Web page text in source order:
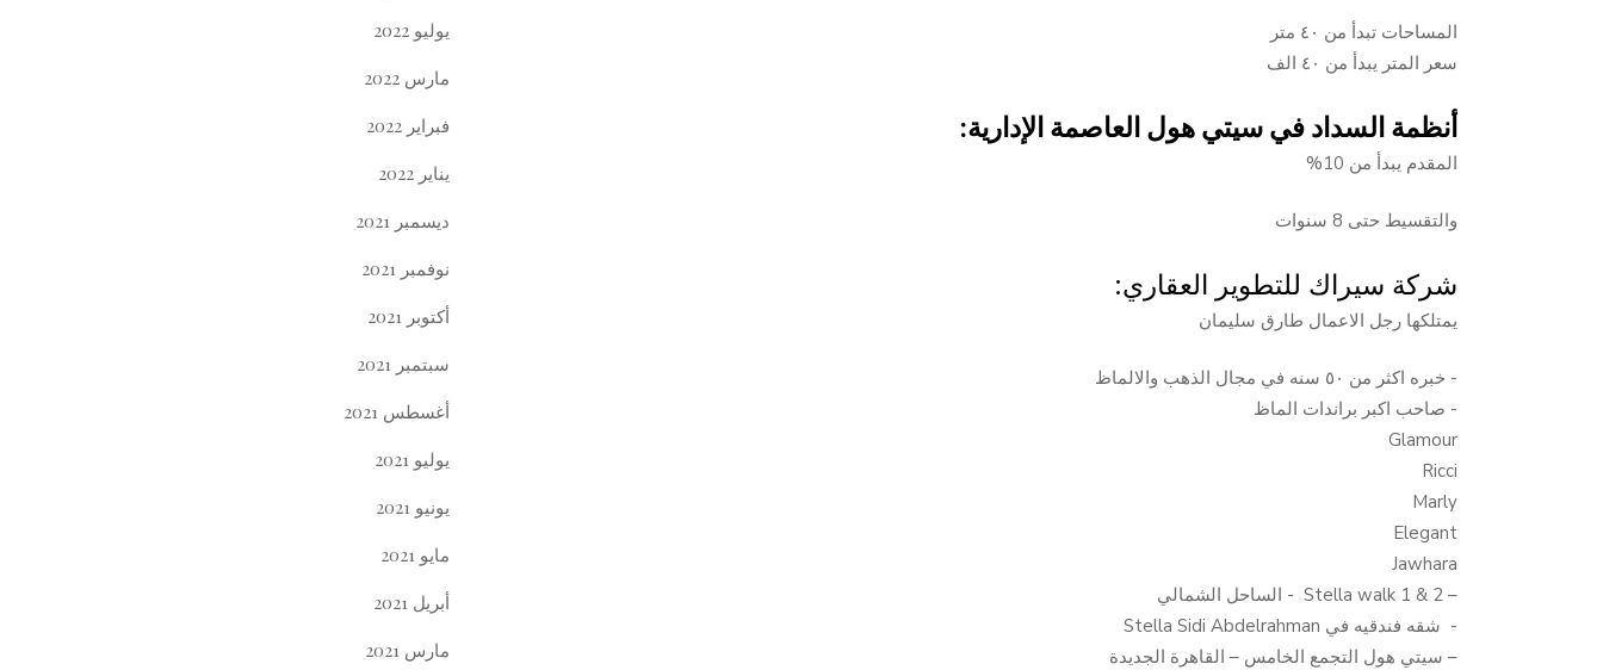
المساحات تبدأ من ٤٠ متر
سعر المتر يبدأ من ٤٠ الف
أنظمة السداد في سيتي هول العاصمة الإدارية:
المقدم يبدأ من 10%
والتقسيط حتى 8 سنوات
شركة سيراك للتطوير العقاري:
يمتلكها رجل الاعمال طارق سليمان
Glamour
Ricci
Marly
Elegant
Jawhara
– ‎- Stella walk 1 & 2 الساحل الشمالي
– سيتي هول التجمع الخامس – القاهرة الجديدة
يوليو 2022
مارس 2022
فبراير 2022
يناير 2022
ديسمبر 2021
نوفمبر 2021
أكتوبر 2021
سبتمبر 2021
أغسطس 2021
يوليو 2021
يونيو 2021
مايو 2021
أبريل 2021
مارس 2021